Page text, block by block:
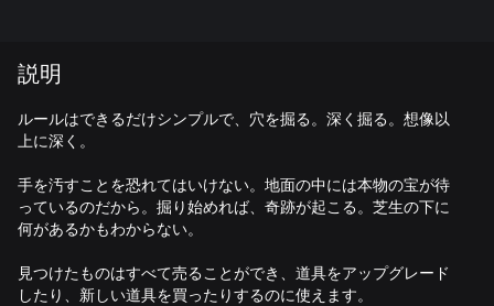
説明
ルールはできるだけシンプルで、穴を掘る。深く掘る。想像以
上に深く。
手を汚すことを恐れてはいけない。地面の中には本物の宝が待
っているのだから。掘り始めれば、奇跡が起こる。芝生の下に
何があるかもわからない。
見つけたものはすべて売ることができ、道具をアップグレード
したり、新しい道具を買ったりするのに使えます。